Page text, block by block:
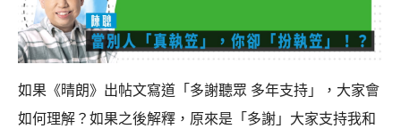
如果《晴朗》出帖文寫道「多謝聽眾 多年支持」，大家會
如何理解？如果之後解釋，原來是「多謝」大家支持我和